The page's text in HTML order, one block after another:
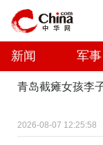
新闻 军事
青岛截瘫女孩李
2026-08-07 12:25:58